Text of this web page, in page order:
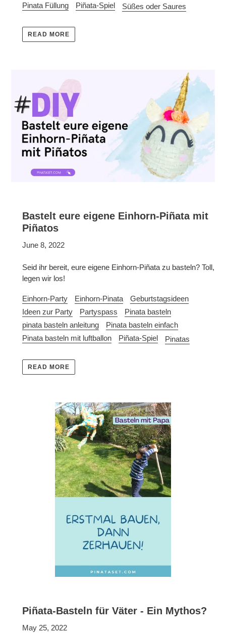
Pinata Füllung
Piñata-Spiel Süßes oder Saures
READ MORE
Bastelt eure eigene Einhorn-Piñata mit
Piñatos
June 8, 2022
Seid ihr bereit, eure eigene Einhorn-Piñata zu basteln? Toll,
legen wir los!
Einhorn-Party Einhorn-Pinata
Geburtstagsideen
Ideen zur Party
Partyspass
Pinata basteln
pinata basteln anleitung
Pinata basteln einfach
Pinata basteln mit luftballon
Piñata-Spiel Pinatas
READ MORE
Piñata-Basteln für Väter - Ein Mythos?
May 25, 2022